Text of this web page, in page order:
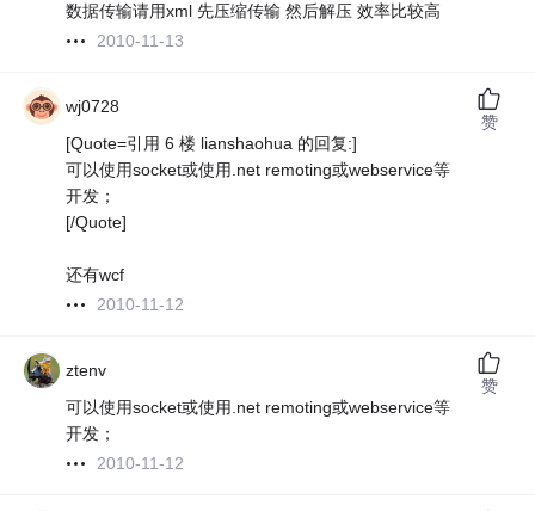
数据传输请用xml 先压缩传输 然后解压 效率比较高
2010-11-13
wj0728
[Quote=引用 6 楼 lianshaohua 的回复:]
可以使用socket或使用.net remoting或webservice等
开发；
[/Quote]
还有wcf
2010-11-12
赞
ztenv
可以使用socket或使用.net remoting或webservice等
开发；
2010-11-12
赞